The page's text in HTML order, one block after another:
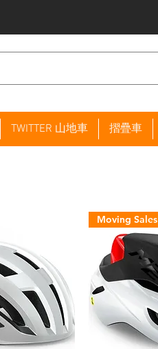
TWITTER 山地車 摺疊車
Moving Sales